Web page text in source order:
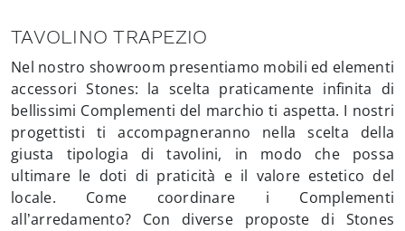
TAVOLINO TRAPEZIO
Nel nostro showroom presentiamo mobili ed elementi
accessori Stones: la scelta praticamente infinita di
bellissimi Complementi del marchio ti aspetta. I nostri
progettisti ti accompagneranno nella scelta della
giusta tipologia di tavolini, in modo che possa
ultimare le doti di praticità e il valore estetico del
locale. Come coordinare i Complementi
all’arredamento? Con diverse proposte di Stones